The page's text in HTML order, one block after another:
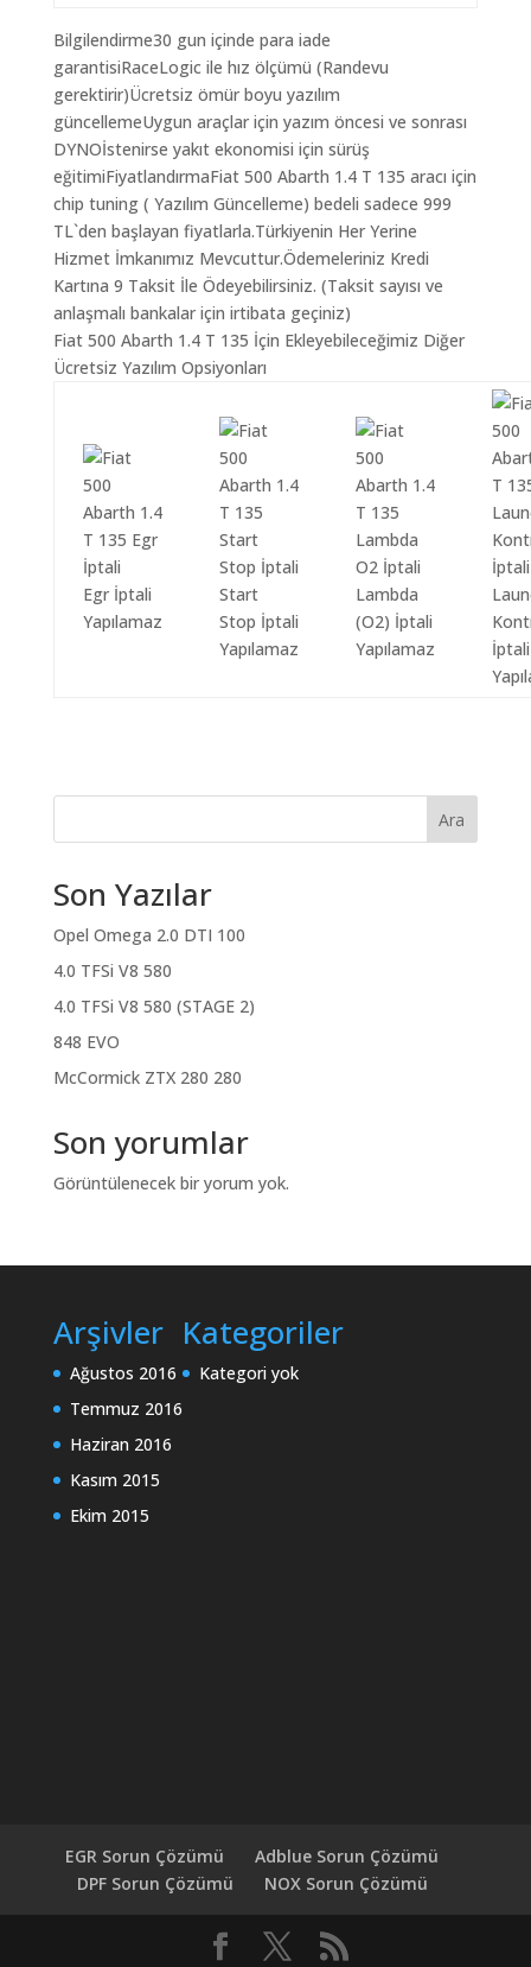
Bilgilendirme30 gun içinde para iade
garantisiRaceLogic ile hız ölçümü (Randevu
gerektirir)Ücretsiz ömür boyu yazılım
güncellemeUygun araçlar için yazım öncesi ve sonrası
DYNOİstenirse yakıt ekonomisi için sürüş
eğitimiFiyatlandırmaFiat 500 Abarth 1.4 T 135 aracı için
chip tuning ( Yazılım Güncelleme) bedeli sadece 999
TL`den başlayan fiyatlarla.Türkiyenin Her Yerine
Hizmet İmkanımız Mevcuttur.Ödemeleriniz Kredi
Kartına 9 Taksit İle Ödeyebilirsiniz. (Taksit sayısı ve
anlaşmalı bankalar için irtibata geçiniz)
Fiat 500 Abarth 1.4 T 135 İçin Ekleyebileceğimiz Diğer
Ücretsiz Yazılım Opsiyonları
Egr İptali
Yapılamaz
Start
Stop İptali
Yapılamaz
Lambda
(O2) İptali
Yapılamaz
İptali
Ara
Son Yazılar
Opel Omega 2.0 DTI 100
4.0 TFSi V8 580
4.0 TFSi V8 580 (STAGE 2)
848 EVO
McCormick ZTX 280 280
Son yorumlar
Görüntülenecek bir yorum yok.
Arşivler
Ağustos 2016
Temmuz 2016
Haziran 2016
Kasım 2015
Ekim 2015
Kategoriler
Kategori yok
EGR Sorun Çözümü
Adblue Sorun Çözümü
DPF Sorun Çözümü
NOX Sorun Çözümü